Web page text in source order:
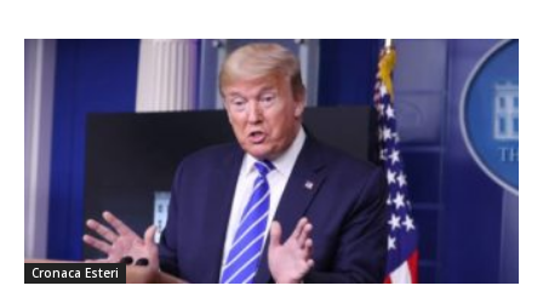
Cronaca Esteri